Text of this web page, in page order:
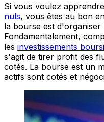
Si vous voulez
nuls, vous êtes au bon
la bourse est d'organiser
Fondamentalement,
les investissements
s'agit de tirer profit des
cotés. La bourse est un
actifs sont cotés et